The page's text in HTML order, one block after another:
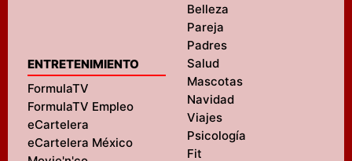
ENTRETENIMIENTO
FormulaTV
FormulaTV Empleo
eCartelera
eCartelera México
Belleza
Pareja
Padres
Salud
Mascotas
Navidad
Viajes
Psicología
Fit